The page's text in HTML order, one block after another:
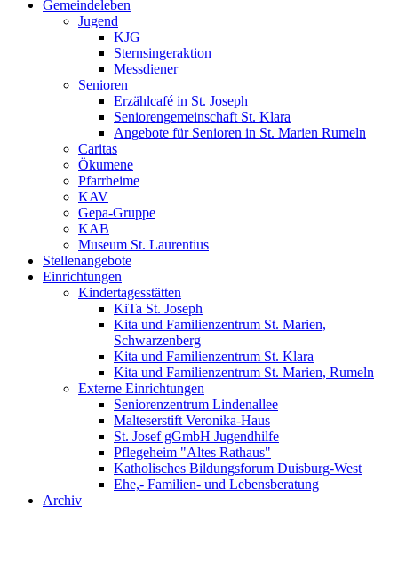
Gemeindeleben
Jugend
KJG
Sternsingeraktion
Messdiener
Senioren
Erzählcafé in St. Joseph
Seniorengemeinschaft St. Klara
Angebote für Senioren in St. Marien Rumeln
Caritas
Ökumene
Pfarrheime
KAV
Gepa-Gruppe
KAB
Museum St. Laurentius
Stellenangebote
Einrichtungen
Kindertagesstätten
KiTa St. Joseph
Kita und Familienzentrum St. Marien,
Schwarzenberg
Kita und Familienzentrum St. Klara
Kita und Familienzentrum St. Marien, Rumeln
Externe Einrichtungen
Seniorenzentrum Lindenallee
Malteserstift Veronika-Haus
St. Josef gGmbH Jugendhilfe
Pflegeheim "Altes Rathaus"
Katholisches Bildungsforum Duisburg-West
Ehe,- Familien- und Lebensberatung
Archiv